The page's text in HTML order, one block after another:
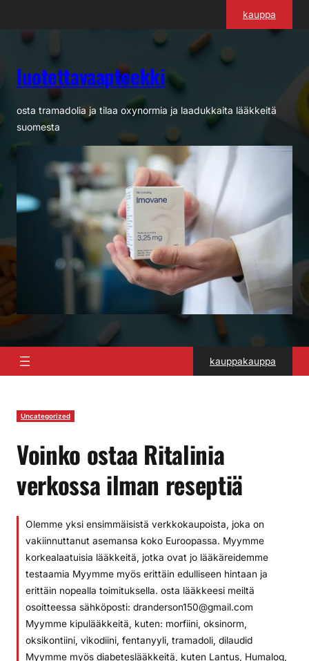
kauppa
luotettavaapteekki
osta tramadolia ja tilaa oxynormia ja laadukkaita lääkkeitä
suomesta
kauppakauppa
Uncategorized
Voinko ostaa Ritalinia
verkossa ilman reseptiä
Olemme yksi ensimmäisistä verkkokaupoista, joka on
vakiinnuttanut asemansa koko Euroopassa. Myymme
korkealaatuisia lääkkeitä, jotka ovat jo lääkäreidemme
testaamia Myymme myös erittäin edulliseen hintaan ja
erittäin nopealla toimituksella. osta lääkkeesi meiltä
osoitteessa sähköposti: dranderson150@gmail.com
Myymme kipulääkkeitä, kuten: morfiini, oksinorm,
oksikontiini, vikodiini, fentanyyli, tramadoli, dilaudid
Myymme myös diabeteslääkkeitä, kuten Lantus, Humalog,